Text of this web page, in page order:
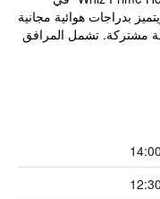
بليندو، ويتميز بدراجات هوائية مجانية
مشتركة. تشمل المرافق
14:00
12:30